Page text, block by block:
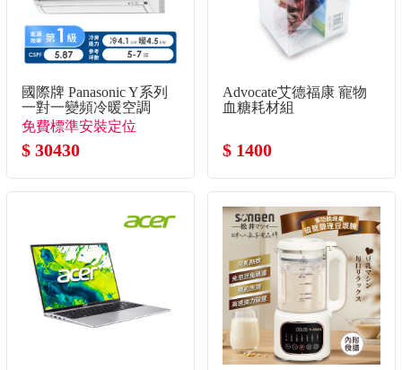
國際牌 Panasonic Y系列
一對一變頻冷暖空調
免費標準安裝定位
$ 30430
Advocate艾德福康 寵物
血糖耗材組
$ 1400